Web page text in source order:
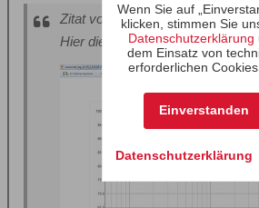
Zitat von
walwal
Hier die offizielle Messung in 3
Wenn Sie auf
klicken, stimmen Sie
Datenschutzerklärung
dem Einsatz von
erforderlichen Cookies
Datenschutzerklärung
Einverstanden